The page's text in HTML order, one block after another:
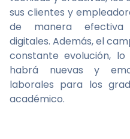
sus clientes y
de manera efectiva
digitales. Además, el
constante evolución,
habrá nuevas y
laborales para los
académico.